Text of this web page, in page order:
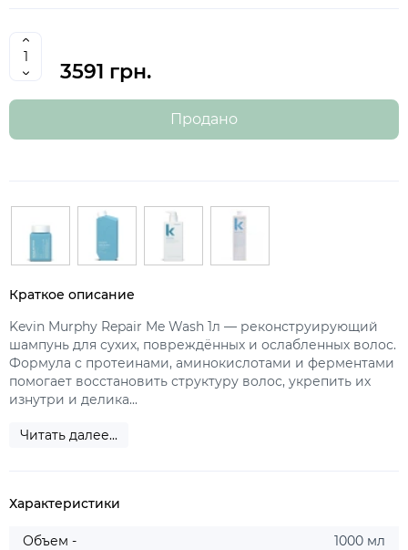
3591 грн.
Продано
Краткое описание
Kevin Murphy Repair Me Wash 1л — реконструирующий
шампунь для сухих, повреждённых и ослабленных волос.
Формула с протеинами, аминокислотами и ферментами
помогает восстановить структуру волос, укрепить их
изнутри и делика...
Читать далее...
Характеристики
Объем -
1000 мл